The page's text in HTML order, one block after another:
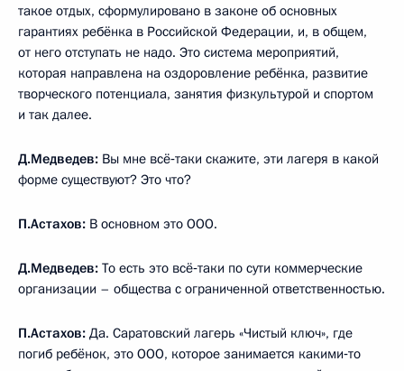
такое отдых, сформулировано в законе об основных
гарантиях ребёнка в Российской Федерации, и, в общем,
от него отступать не надо. Это система мероприятий,
которая направлена на оздоровление ребёнка, развитие
творческого потенциала, занятия физкультурой и спортом
и так далее.
Д.Медведев: Вы мне всё‑таки скажите, эти лагеря в какой
форме существуют? Это что?
П.Астахов: В основном это ООО.
Д.Медведев: То есть это всё‑таки по сути коммерческие
организации – общества с ограниченной ответственностью.
П.Астахов: Да. Саратовский лагерь «Чистый ключ», где
погиб ребёнок, это ООО, которое занимается какими‑то